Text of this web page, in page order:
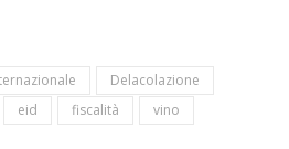
Delacolazione
eid fiscalità vino